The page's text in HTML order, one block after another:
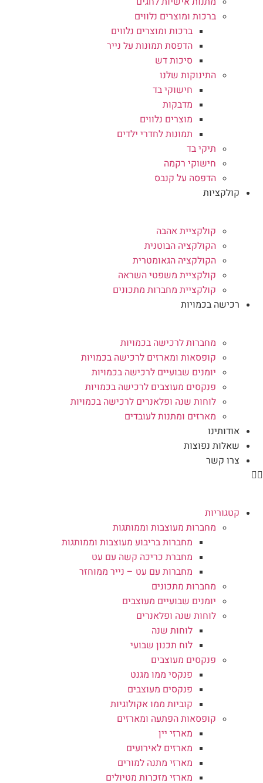
ברכות ומוצרים נלווים
ברכות ומוצרים נלווים
הדפסת תמונות על נייר
סיכות דש
התינוקות שלנו
חישוקי בד
מדבקות
מוצרים נלווים
תמונות לחדרי ילדים
תיקי בד
חישוקי רקמה
הדפסה על קנבס
קולקציות
קולקציית אהבה
הקולקציה הבוטנית
הקולקציה הגאומטרית
קולקציית משפטי השראה
קולקציית מחברות מתכונים
רכישה בכמויות
מחברות לרכישה בכמויות
קופסאות ומארזים לרכישה בכמויות
יומנים שבועיים לרכישה בכמויות
פנקסים מעוצבים לרכישה בכמויות
לוחות שנה ופלאנרים לרכישה בכמויות
מארזים ומתנות לעובדים
אודותינו
שאלות נפוצות
צרו קשר
קטגוריות
מחברות מעוצבות וממותגות
מחברות בריבוע מעוצבות וממותגות
מחברת כריכה קשה עם עט
מחברות עם עט – נייר ממוחזר
מחברות מתכונים
יומנים שבועיים מעוצבים
לוחות שנה ופלאנרים
לוחות שנה
לוח תכנון שבועי
פנקסים מעוצבים
פנקסי ממו מגנט
פנקסים מעוצבים
קוביות ממו אקולוגיות
קופסאות הפתעה ומארזים
מארזי יין
מארזים לאירועים
מארזי מתנה למורים
מארזי מזכרות מטיולים